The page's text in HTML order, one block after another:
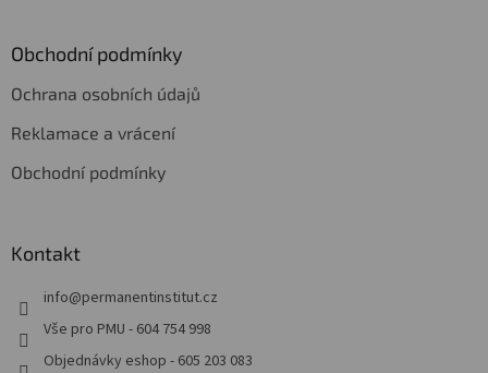
Obchodní podmínky
Ochrana osobních údajů
Reklamace a vrácení
Obchodní podmínky
Kontakt
info@permanentinstitut.cz
Vše pro PMU - 604 754 998
Objednávky eshop - 605 203 083